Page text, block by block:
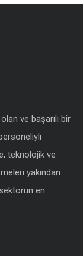
ve başarılı bir
teknolojik ve
yakından
en